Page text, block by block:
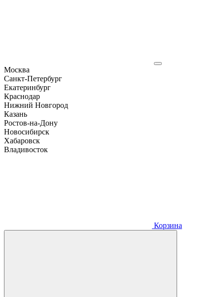
Москва
Санкт-Петербург
Екатеринбург
Краснодар
Нижний Новгород
Казань
Ростов-на-Дону
Новосибирск
Хабаровск
Владивосток
Корзина